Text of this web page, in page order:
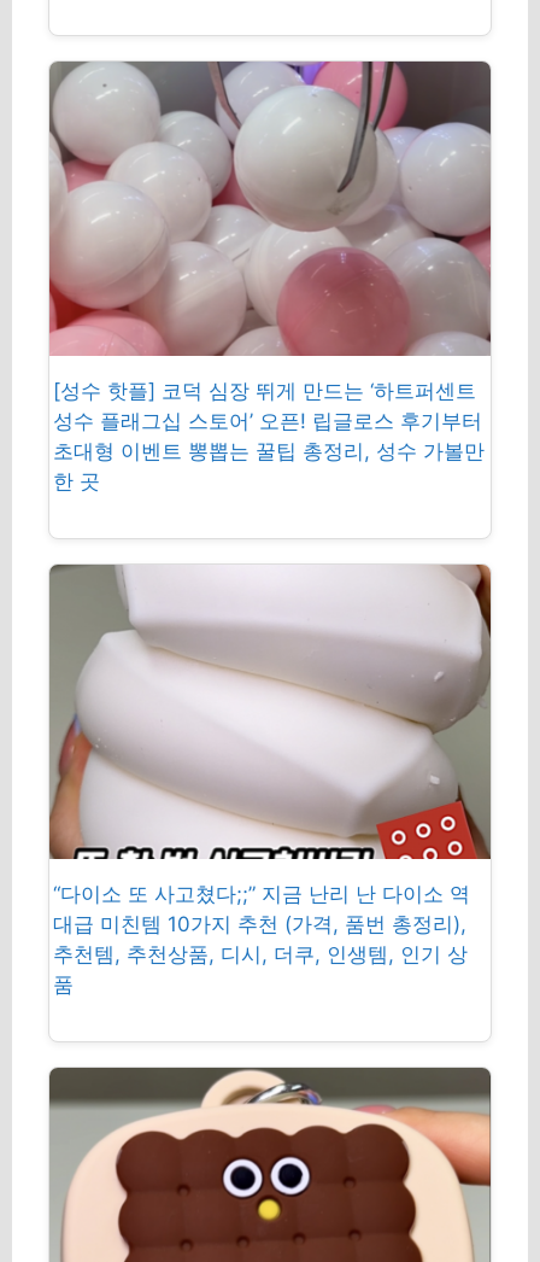
[성수 핫플] 코덕 심장 뛰게 만드는 ‘하트퍼센트
성수 플래그십 스토어’ 오픈! 립글로스 후기부터
초대형 이벤트 뽕뽑는 꿀팁 총정리, 성수 가볼만
한 곳
“다이소 또 사고쳤다;;” 지금 난리 난 다이소 역
대급 미친템 10가지 추천 (가격, 품번 총정리),
추천템, 추천상품, 디시, 더쿠, 인생템, 인기 상
품